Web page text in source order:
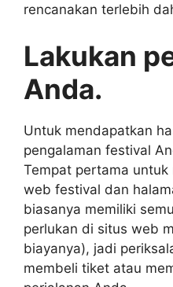
rencanakan terlebih
Lakukan
Anda.
Untuk mendapatkan
pengalaman festival
Tempat pertama
web festival dan
biasanya memiliki
perlukan di situs web
biayanya), jadi
membeli tiket atau